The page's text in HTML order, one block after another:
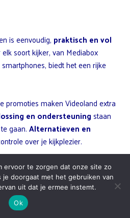
is eenvoudig, praktisch en vol
soort kijker, van Mediabox
biedt het een rijke
promoties maken Videoland extra
en ondersteuningstaan
gaan.Alternatieven en
over je kijkplezier.
jouw entertainment ervaring te
ervoor te zorgen dat onze site zo
je doorgaat met het gebruiken van
uit dat je ermee instemt.
Ok